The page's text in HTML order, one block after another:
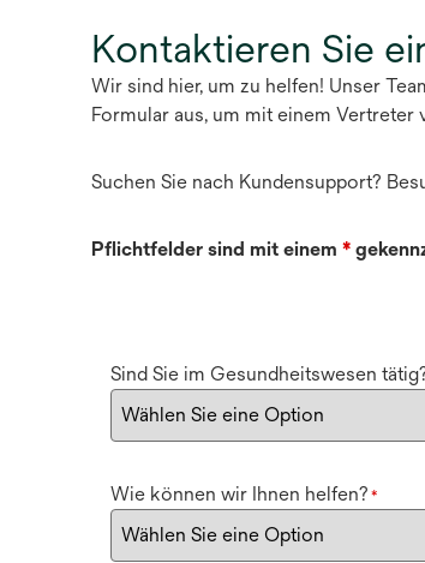
Kontaktieren Sie
Wir sind hier, um zu helfen! Unser
Formular aus, um mit einem
Suchen Sie nach Kundensupport?
Pflichtfelder sind mit einem *
Sind Sie im Gesundheitswesen
Wie können wir Ihnen helfen? *